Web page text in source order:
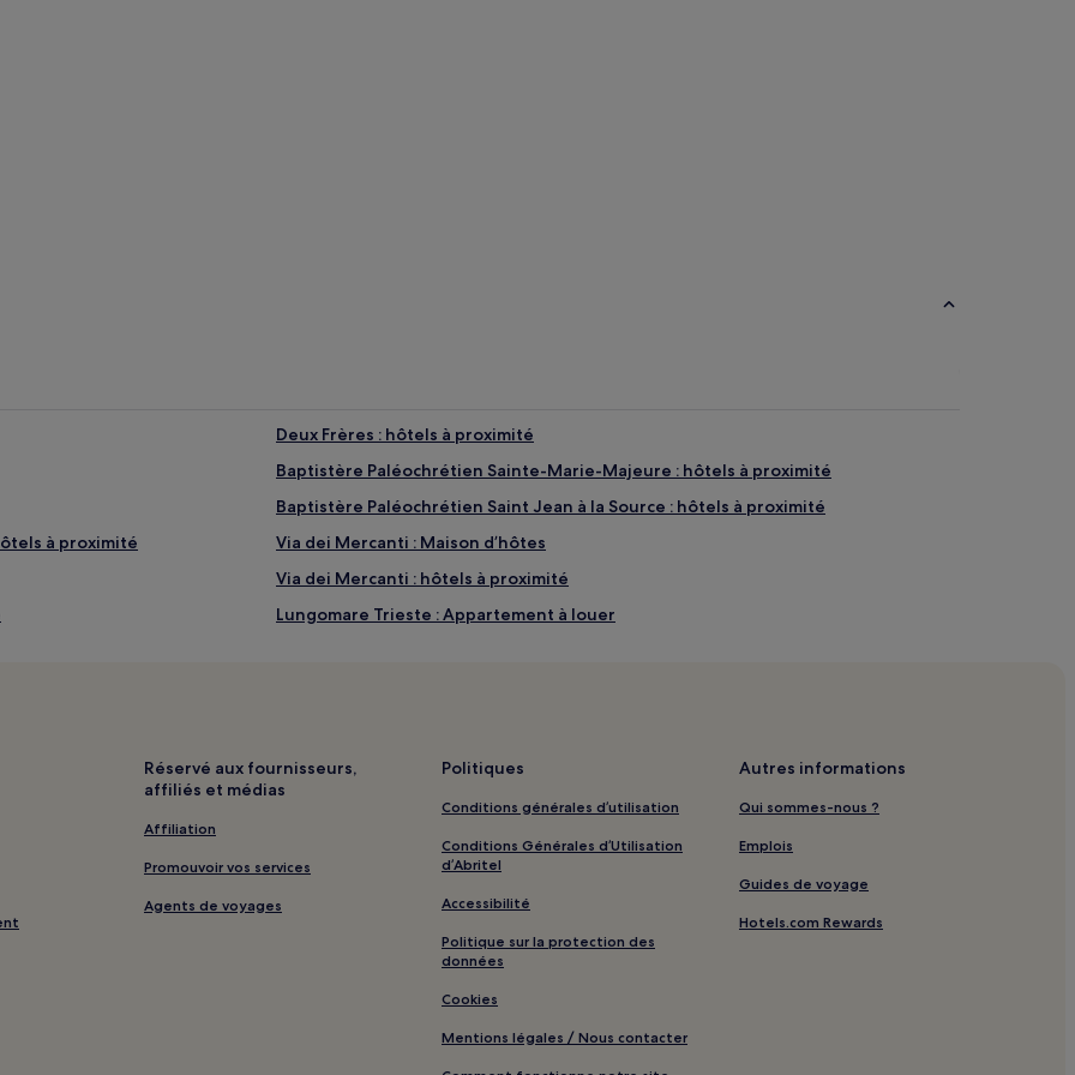
moyenne : 24 °C)
octobre (précipitations moyennes : 171 mm)Deux Frères : hôtels à proximité
Baptistère Paléochrétien Sainte-Marie-Majeure : hôtels à proximité
Baptistère Paléochrétien Saint Jean à la Source : hôtels à proximité
à proximité
Via dei Mercanti : Maison d’hôtes
Via dei Mercanti : hôtels à proximité
Lungomare Trieste : Appartement à louer
Compagnie de ferry Travelmar - Biglietteria Salerno : hôtels à proximité
Salerne : hôtels à proximité
Plage de Santa Teresa : hôtels à proximité
Cava de' Tirreni : Chambres d’hôtes
Château d'Arechi : hôtels à proximité
Jardin de Minerve : hôtels à proximité
Théâtre Verdi : hôtels à proximité
Salerno : hôtels Hôtels avec parking
Réservé aux fournisseurs,
affiliés et médias
Affiliation
Promouvoir vos services
Agents de voyages
Politiques
Conditions générales d’utilisation
Conditions Générales d’Utilisation
d’Abritel
Accessibilité
Politique sur la protection des
données
Cookies
Mentions légales / Nous contacter
Autres informations
Qui sommes-nous ?
Emplois
Guides de voyage
Hotels.com Rewards